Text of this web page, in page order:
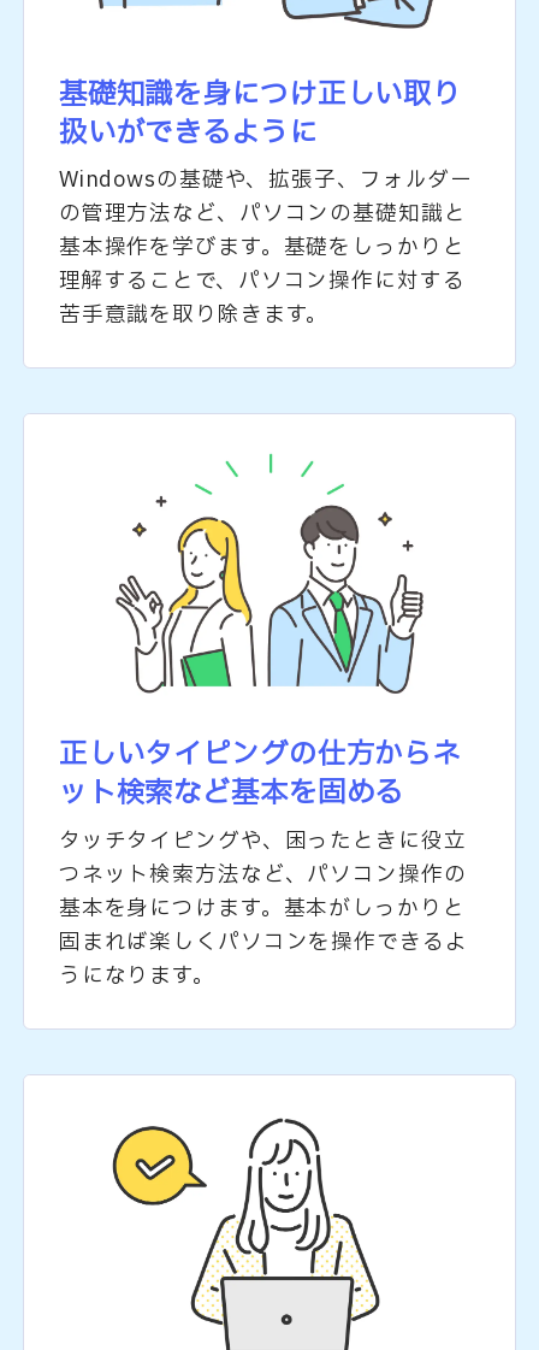
基礎知識を身につけ正しい取り
扱いができるように
Windowsの基礎や、拡張子、フォルダー
の管理方法など、パソコンの基礎知識と
基本操作を学びます。基礎をしっかりと
理解することで、パソコン操作に対する
苦手意識を取り除きます。
正しいタイピングの仕方からネ
ット検索など基本を固める
タッチタイピングや、困ったときに役立
つネット検索方法など、パソコン操作の
基本を身につけます。基本がしっかりと
固まれば楽しくパソコンを操作できるよ
うになります。